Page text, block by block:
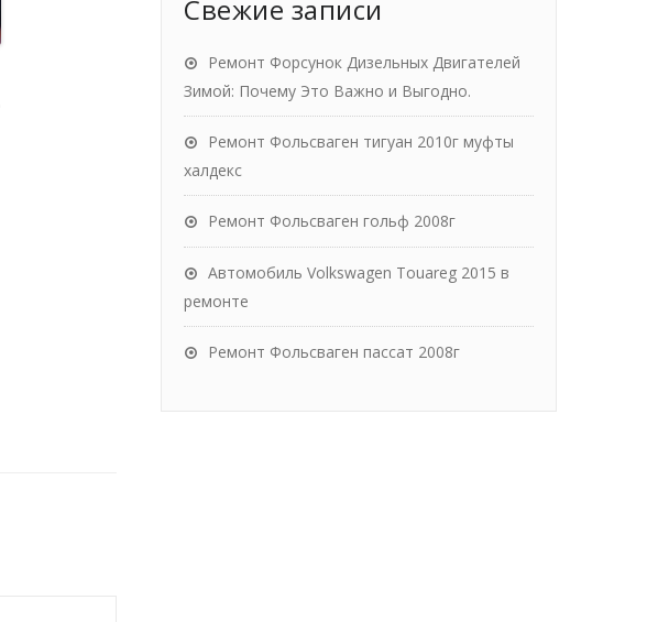
Свежие записи
Ремонт Форсунок Дизельных Двигателей
Зимой: Почему Это Важно и Выгодно.
Ремонт Фольсваген тигуан 2010г муфты
халдекс
Ремонт Фольсваген гольф 2008г
Автомобиль Volkswagen Touareg 2015 в
ремонте
Ремонт Фольсваген пассат 2008г